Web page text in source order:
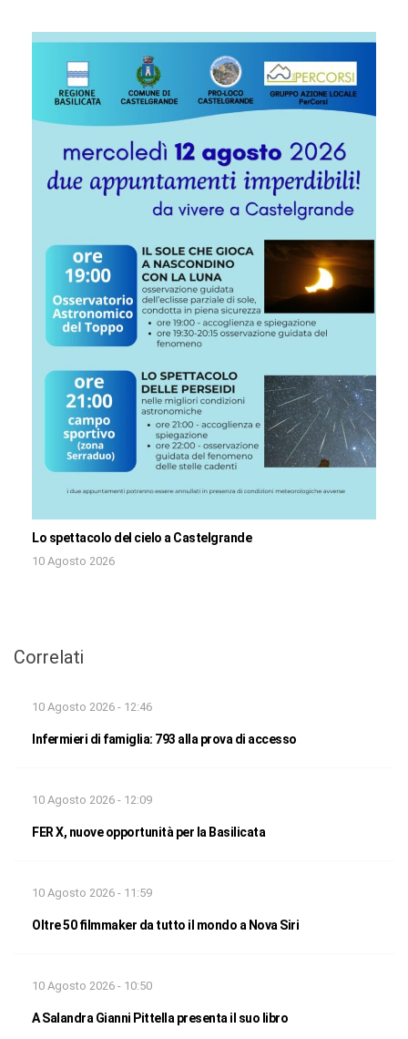
Lo spettacolo del cielo a Castelgrande
10 Agosto 2026
Correlati
10 Agosto 2026 - 12:46
Infermieri di famiglia: 793 alla prova di accesso
10 Agosto 2026 - 12:09
FER X, nuove opportunità per la Basilicata
10 Agosto 2026 - 11:59
Oltre 50 filmmaker da tutto il mondo a Nova Siri
10 Agosto 2026 - 10:50
A Salandra Gianni Pittella presenta il suo libro